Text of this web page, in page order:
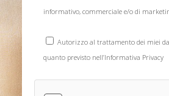
informativo, commerciale e/o di
Autorizzo al trattamento dei miei
quanto previsto nell’Informativa Privacy